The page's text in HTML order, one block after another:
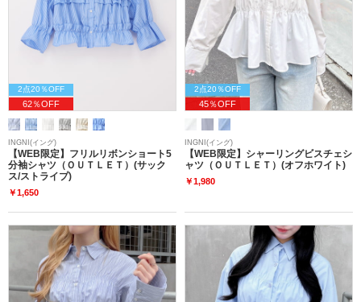
2点20％OFF
62％OFF
INGNI(イング)
【WEB限定】フリルリボンショート5
分袖シャツ（ＯＵＴＬＥＴ）(サック
ス/ストライプ)
￥1,650
2点20％OFF
45％OFF
INGNI(イング)
【WEB限定】シャーリングビスチェシ
ャツ（ＯＵＴＬＥＴ）(オフホワイト)
￥1,980